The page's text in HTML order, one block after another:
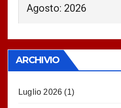
Agosto: 2026
ARCHIVIO
Luglio 2026 (1)